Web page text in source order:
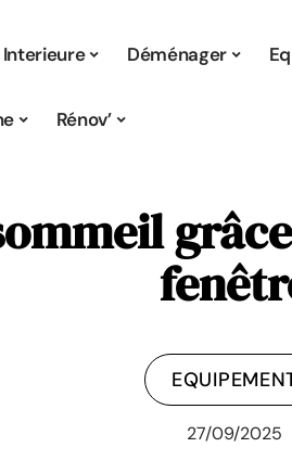
Interieure Déménager
Rénov’
27/09/2025